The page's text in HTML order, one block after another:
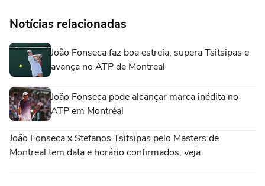
Notícias relacionadas
João Fonseca faz boa estreia, supera Tsitsipas e
avança no ATP de Montreal
João Fonseca pode alcançar marca inédita no
ATP em Montréal
João Fonseca x Stefanos Tsitsipas pelo Masters de
Montreal tem data e horário confirmados; veja